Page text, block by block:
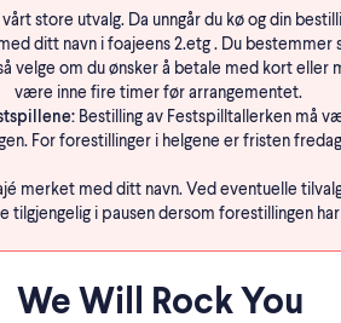
store utvalg. Da unngår du kø og din
ditt navn i foajeens 2.etg . Du bestemmer
velge om du ønsker å betale med kort eller
være inne fire timer før arrangementet.
Bestilling av Festspilltallerken må
For forestillinger i helgene er fristen
merket med ditt navn. Ved eventuelle
tilgjengelig i pausen dersom forestillingen
We Will Rock You